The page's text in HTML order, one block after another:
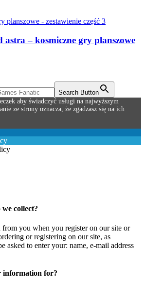
astra – kosmiczne gry planszowe
Search Button
aby świadczyć usługi na najwyższym
ze strony oznacza, że zgadzasz się na ich
collect?
you when you register on our site or
or registering on our site, as
asked to enter your: name, e-mail address
information for?